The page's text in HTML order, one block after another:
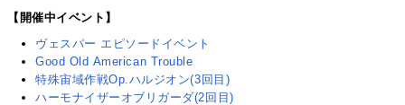
【開催中イベント】
ヴェスパー エピソードイベント
Good Old American Trouble
特殊宙域作戦Op.ハルジオン(3回目)
ハーモナイザーオブリガーダ(2回目)